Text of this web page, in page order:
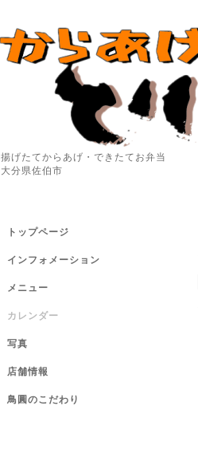
揚げたてからあげ・できたてお弁当
大分県佐伯市
トップページ
インフォメーション
メニュー
カレンダー
写真
店舗情報
鳥圓のこだわり